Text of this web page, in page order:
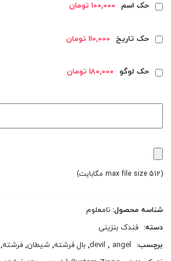
حک اسم 100,000 تومان
حک تاریخ 110,000 تومان
حک لوگو 180,000 تومان
(max file size 512 مگابایت)
شناسه محصول:نامعلوم
دسته: فندک بنزینی
برچسب:
angel
,
devil
,بال فرشته,شیطان,فرشته,